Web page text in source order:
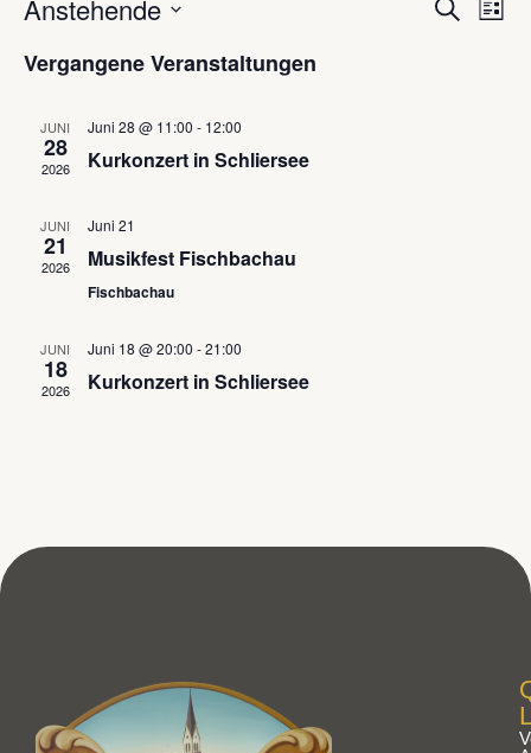
SucheListe
Anstehende
wählen.
Vergangene Veranstaltungen
JUNI
28
2026
Juni 28 @ 11:00 - 12:00
Kurkonzert in Schliersee
JUNI
21
2026
Juni 21
Musikfest Fischbachau
Fischbachau
JUNI
18
2026
Juni 18 @ 20:00 -21:00
Kurkonzert in Schliersee